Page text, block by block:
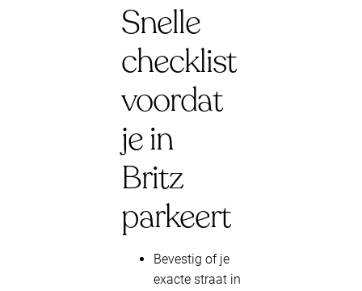
Snelle
checklist
voordat
je in
Britz
parkeert
Bevestig of je
exacte straat in